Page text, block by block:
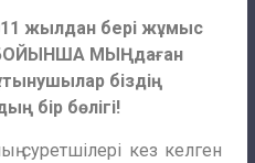
жылдан бері жұмыс
БОЙЫНША МЫҢдаған
біздің
бір бөлігі!
суретшілері кез келген